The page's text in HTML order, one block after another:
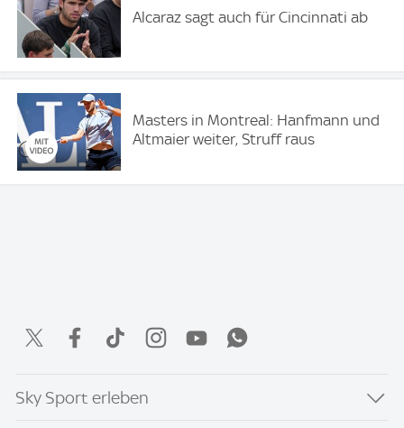
Alcaraz sagt auch für Cincinnati ab
Masters in Montreal: Hanfmann und
Altmaier weiter, Struff raus
Sky Sport erleben